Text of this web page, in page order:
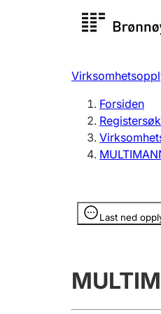
Registersøk
Registrere,
Forsiden
Registersøk
Last ned
Opplysninger er